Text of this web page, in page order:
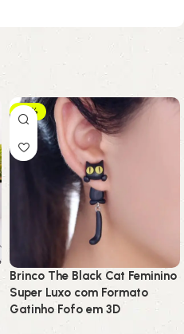
-10%
Brinco The Black Cat Feminino
Super Luxo com Formato
Gatinho Fofo em 3D